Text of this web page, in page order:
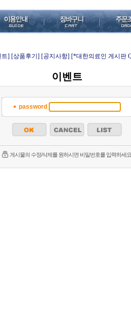
트] [상품후기] [공지사항] [*대한의료인 게시판
이벤트
password
게시물의 수정/삭제를 원하시면 비밀번호를 입력하세요.